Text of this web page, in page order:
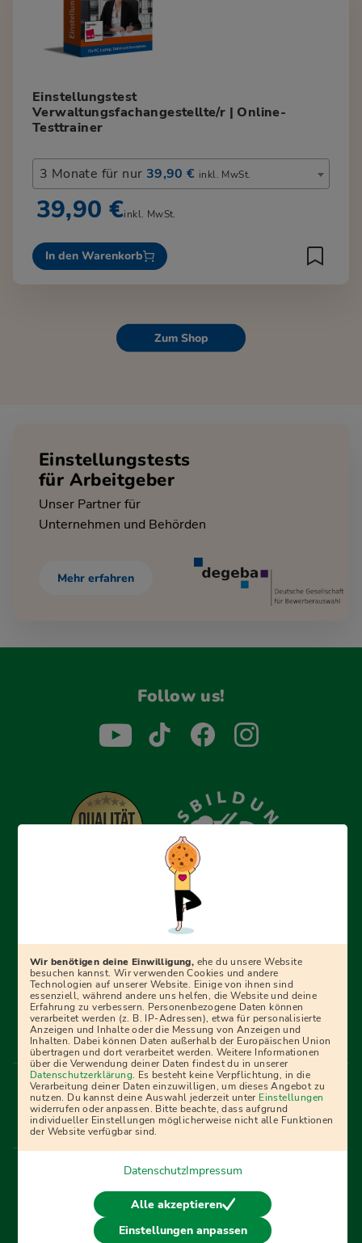
Einstellungstest
Verwaltungsfachangestellte/r | Online-
Testtrainer
3 Monate für nur 39,90 € inkl. MwSt.
39,90 €inkl. MwSt.
In den Warenkorb
Zum Shop
Einstellungstests
für Arbeitgeber
Unser Partner für
Unternehmen und Behörden
Mehr erfahren
Follow us!
Erfolgreich bewerben mit Ausbildungspark: Wir
begleiten dich Schritt für Schritt bei deinem Start in den
Ratgebern und Prüfungspaketen, interaktiven
Videokursen und vielem mehr. Für alle, die was werden
wollen!
Menü Fußleiste
Impressum Bildquellen Presse
Mediadaten
Partner
AGB Datenschutz
Widerrufsbelehrung
Bestellung
Affiliate Partner Cookies
Vertrag widerrufen
© 2026 Ausbildungspark Verlag. Alle Rechte vorbehalten.
Wir benötigen deine Einwilligung, ehe du unsere Website
besuchen kannst. Wir verwenden Cookies und andere
Technologien auf unserer Website. Einige von ihnen sind
essenziell, während andere uns helfen, die Website und deine
Erfahrung zu verbessern. Personenbezogene Daten können
verarbeitet werden (z. B. IP-Adressen), etwa für personalisierte
Anzeigen und Inhalte oder die Messung von Anzeigen und
Inhalten. Dabei können Daten außerhalb der Europäischen Union
übertragen und dort verarbeitet werden. Weitere Informationen
über die Verwendung deiner Daten findest du in unserer
Datenschutzerklärung. Es besteht keine Verpflichtung, in die
Verarbeitung deiner Daten einzuwilligen, um dieses Angebot zu
nutzen. Du kannst deine Auswahl jederzeit unter Einstellungen
widerrufen oder anpassen. Bitte beachte, dass aufgrund
individueller Einstellungen möglicherweise nicht alle Funktionen
der Website verfügbar sind.
DatenschutzImpressum
Alle akzeptieren
Einstellungen anpassen